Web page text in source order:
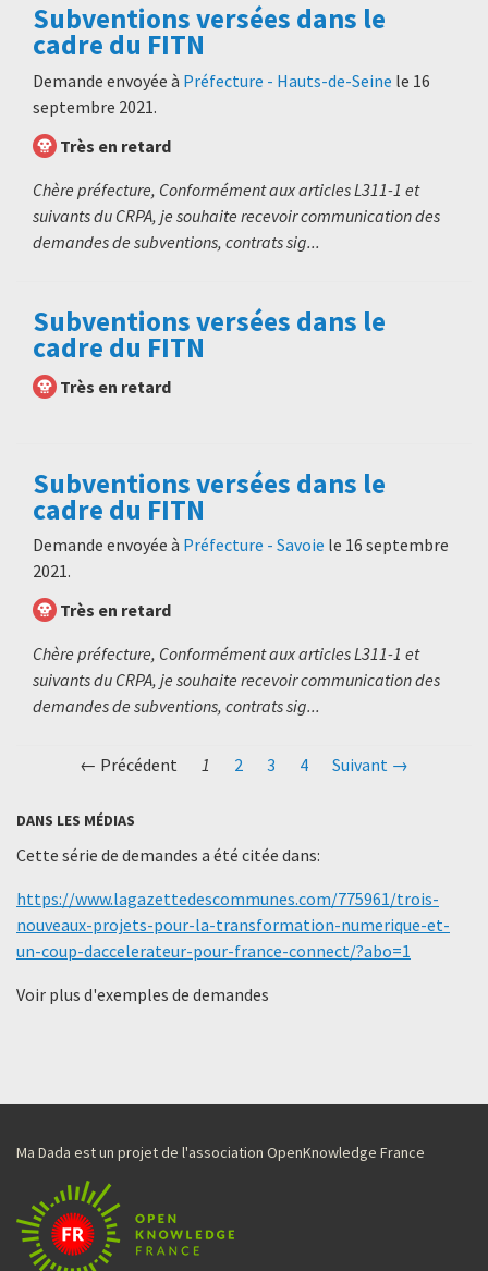
Subventions versées dans le
cadre du FITN
Demande envoyée à Préfecture - Hauts-de-Seine le 16
septembre 2021.
Très en retard
Chère préfecture, Conformément aux articles L311-1 et
suivants du CRPA, je souhaite recevoir communication des
demandes de subventions, contrats sig...
Subventions versées dans le
cadre du FITN
Très en retard
Subventions versées dans le
cadre du FITN
Demande envoyée à Préfecture - Savoie le 16 septembre
2021.
Très en retard
Chère préfecture, Conformément aux articles L311-1 et
suivants du CRPA, je souhaite recevoir communication des
demandes de subventions, contrats sig...
← Précédent 1 2 3 4 Suivant →
DANS LES MÉDIAS
Cette série de demandes a été citée dans:
https://www.lagazettedescommunes.com/775961/trois-
nouveaux-projets-pour-la-transformation-numerique-et-
un-coup-daccelerateur-pour-france-connect/?abo=1
Voir plus d'exemples de demandes
Ma Dada est un projet de l'association OpenKnowledge France